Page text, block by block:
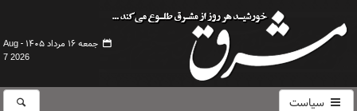
جمعه ۱۶ مرداد ۱۴۰۵ -
Aug
7 2026
سیاست